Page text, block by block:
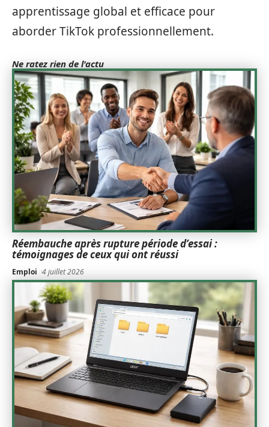
apprentissage global et efficace pour
aborder TikTok professionnellement.
Ne ratez rien de l'actu
Réembauche après rupture période d’essai :
témoignages de ceux qui ont réussi
Emploi 4 juillet 2026